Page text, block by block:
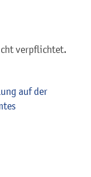
verpflichtet.
auf der